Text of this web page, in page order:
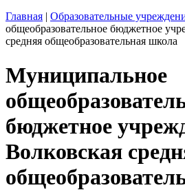
Главная | Образовательные
общеобразовательное бюджетное
средняя общеобразовательная школа
Муниципальное
бюджетное
Волковcкая